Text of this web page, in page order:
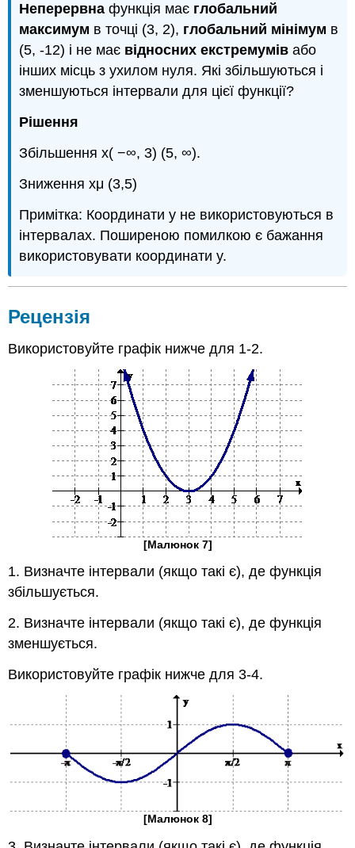
Неперервна функція має глобальний
максимум в точці (3, 2), глобальний мінімум в
(5, -12) і не має відносних екстремумів або
інших місць з ухилом нуля. Які збільшуються і
зменшуються інтервали для цієї функції?
Рішення
Збільшення x( −∞, 3) (5, ∞).
Зниження xμ (3,5)
Примітка: Координати y не використовуються в
інтервалах. Поширеною помилкою є бажання
використовувати координати y.
Рецензія
Використовуйте графік нижче для 1-2.
[Малюнок 7]
1. Визначте інтервали (якщо такі є), де функція
збільшується.
2. Визначте інтервали (якщо такі є), де функція
зменшується.
Використовуйте графік нижче для 3-4.
[Малюнок 8]